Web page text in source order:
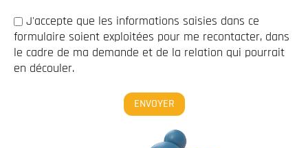
J'accepte que les informations saisies dans ce
formulaire soient exploitées pour me recontacter, dans
le cadre de ma demande et de la relation qui pourrait
en découler.